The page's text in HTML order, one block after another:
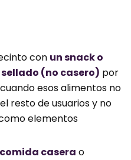
con un snack o
(no casero) por
esos alimentos no
resto de usuarios y no
elementos
comida casera o